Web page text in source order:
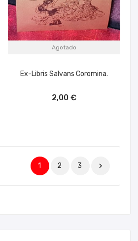
Agotado
Ex-Libris Salvans Coromina.
2,00 €
1 2 3 